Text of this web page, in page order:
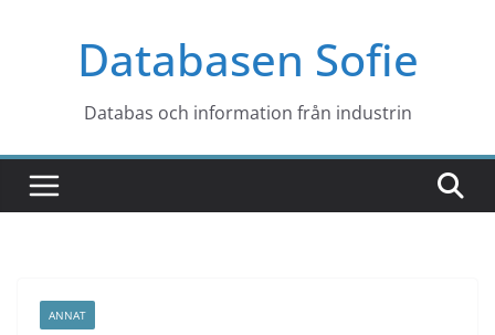
Databasen Sofie
Databas och information från industrin
ANNAT